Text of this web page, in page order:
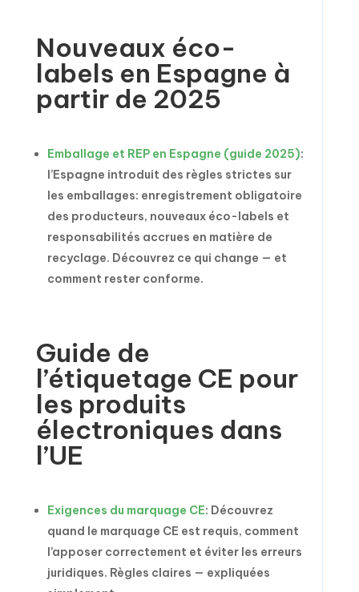
Nouveaux éco-
labels en Espagne à
partir de 2025
Emballage et REP en Espagne (guide 2025):
l’Espagne introduit des règles strictes sur
les emballages: enregistrement obligatoire
des producteurs, nouveaux éco-labels et
responsabilités accrues en matière de
recyclage. Découvrez ce qui change — et
comment rester conforme.
Guide de
l’étiquetage CE pour
les produits
électroniques dans
l’UE
Exigences du marquage CE: Découvrez
quand le marquage CE est requis, comment
l’apposer correctement et éviter les erreurs
juridiques. Règles claires — expliquées